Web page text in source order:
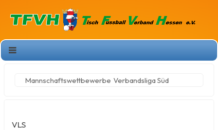
Mannschaftswettbewerbe Verbandsliga Süd
VLS